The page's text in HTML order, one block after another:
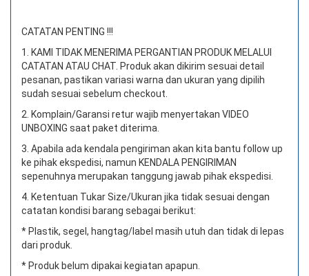
CATATAN PENTING !!!
1. KAMI TIDAK MENERIMA PERGANTIAN PRODUK MELALUI
CATATAN ATAU CHAT. Produk akan dikirim sesuai detail
pesanan, pastikan variasi warna dan ukuran yang dipilih
sudah sesuai sebelum checkout.
2. Komplain/Garansi retur wajib menyertakan VIDEO
UNBOXING saat paket diterima.
3. Apabila ada kendala pengiriman akan kita bantu follow up
ke pihak ekspedisi, namun KENDALA PENGIRIMAN
sepenuhnya merupakan tanggung jawab pihak ekspedisi.
4. Ketentuan Tukar Size/Ukuran jika tidak sesuai dengan
catatan kondisi barang sebagai berikut:
* Plastik, segel, hangtag/label masih utuh dan tidak di lepas
dari produk.
* Produk belum dipakai kegiatan apapun.